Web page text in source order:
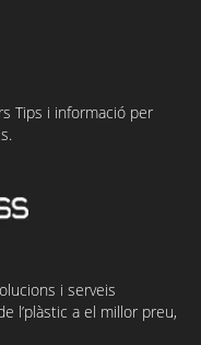
Tips i informació per
i serveis
l’plàstic a el millor preu,